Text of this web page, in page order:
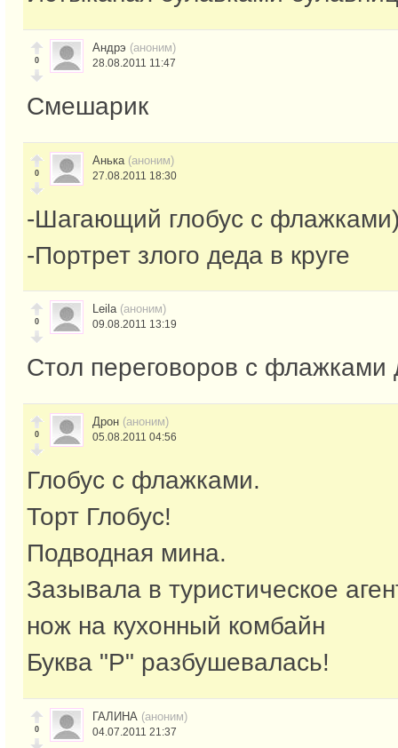
0
Андрэ (аноним)
28.08.2011 11:47
Смешарик
0
Анька (аноним)
27.08.2011 18:30
-Шагающий глобус с
-Портрет злого деда в круге
0
Leila (аноним)
09.08.2011 13:19
Стол переговоров с флажками
0
Дрон (аноним)
05.08.2011 04:56
Глобус с флажками.
Торт Глобус!
Подводная мина.
Зазывала в туристическое
нож на кухонный комбайн
Буква "Р" разбушевалась!
0
ГАЛИНА (аноним)
04.07.2011 21:37